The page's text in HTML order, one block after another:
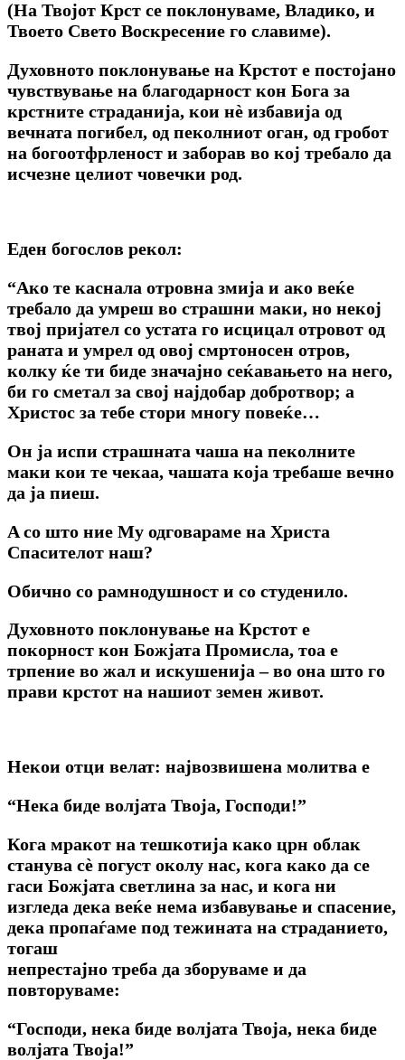
(На Твојот Крст се поклонуваме, Владико, и
Твоето Свето Воскресение го славиме).
Духовното поклонување на Крстот е постојано
чувствување на благодарност кон Бога за
крстните страданија, кои нѐ избавија од
вечната погибел, од пеколниот оган, од гробот
на богоотфрленост и заборав во кој требало да
исчезне целиот човечки род.
Еден богослов рекол:
“Ако те каснала отровна змија и ако веќе
требало да умреш во страшни маки, но некој
твој пријател co устата го исцицал отровот од
раната и умрел од овој смртоносен отров,
колку ќе ти биде значајно сеќавањето на него,
би го сметал за свој најдобар добротвор; a
Христос за тебе стори многу повеќе…
Он ја испи страшната чаша на пеколните
маки кои те чекаа, чашата која требаше вечно
да ја пиеш.
A co што ние My одговараме на Христа
Спасителот наш?
Обично co рамнодушност и co студенило.
Духовното поклонување на Крстот е
покорност кон Божјата Промисла, тоа е
трпение во жал и искушенија – во она што го
прави крстот на нашиот земен живот.
Некои отци велат: највозвишена молитва е
“Нека биде волјата Твоја, Господи!”
Кога мракот на тешкотија како црн облак
станува сѐ погуст околу нас, кога како да се
гаси Божјата светлина за нас, и кога ни
изгледа дека веќе нема избавување и спасение,
дека пропаѓаме под тежината на страданието,
тогаш
непрестајно треба да зборуваме и да
повторуваме:
“Господи, нека биде волјата Твоја, нека биде
волјата Твоја!”